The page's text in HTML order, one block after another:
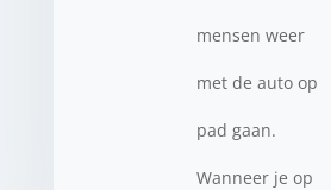
mensen weer
met de auto op
pad gaan.
Wanneer je op